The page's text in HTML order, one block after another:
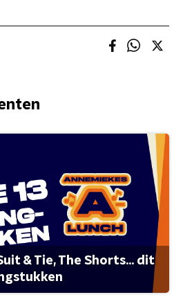
& Tie, The Shorts... dit